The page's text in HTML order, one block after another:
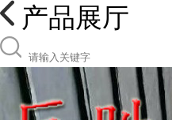
产品展厅